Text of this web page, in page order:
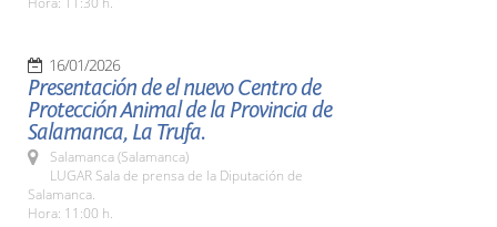
16/01/2026
Presentación de el nuevo Centro de
Protección Animal de la Provincia de
Salamanca, La Trufa.
Salamanca (Salamanca)
LUGAR Sala de prensa de la Diputación de
Salamanca.
Hora: 11:00 h.